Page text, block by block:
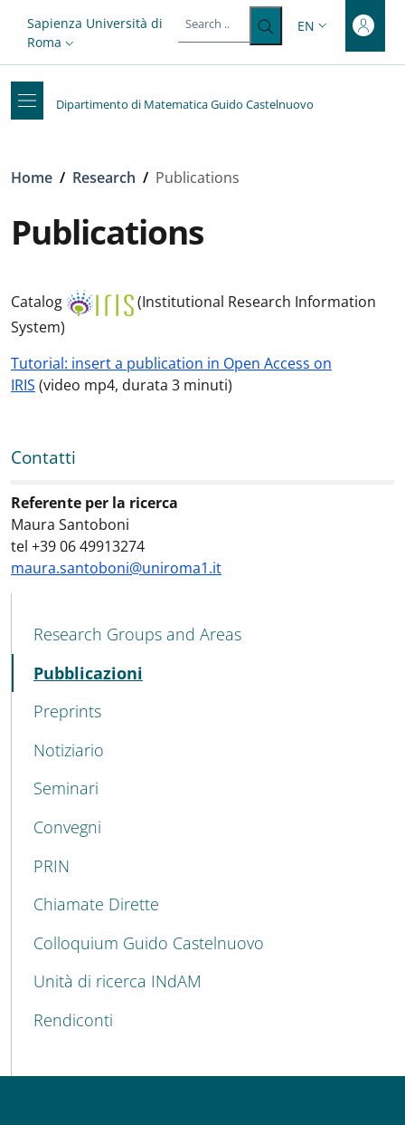
Top-level heading
Slim top
Sapienza Università di
Roma
LANGUAGE
EN
Dipartimento di Matematica Guido Castelnuovo
Breadcrumb
Home / Research / Publications
Publications
Catalog
(Institutional Research Information
System)
Tutorial: insert a publication in Open Access on
IRIS (video mp4, durata 3 minuti)
Contatti
Contatti:
Referente per la ricerca
Maura Santoboni
tel +39 06 49913274
maura.santoboni@uniroma1.it
MENU CEV SECOND NAVIGATION
Research Groups and Areas
Pubblicazioni
Preprints
Notiziario
Seminari
Convegni
PRIN
Chiamate Dirette
Colloquium Guido Castelnuovo
Unità di ricerca INdAM
Rendiconti